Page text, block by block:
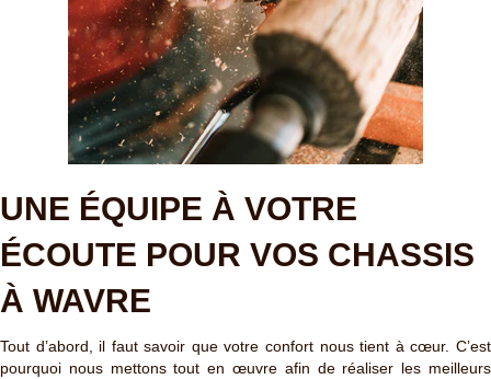
UNE ÉQUIPE À VOTRE
ÉCOUTE POUR VOS CHASSIS
À WAVRE
Tout d’abord, il faut savoir que votre confort nous tient à cœur. C’est
pourquoi nous mettons tout en œuvre afin de réaliser les meilleurs